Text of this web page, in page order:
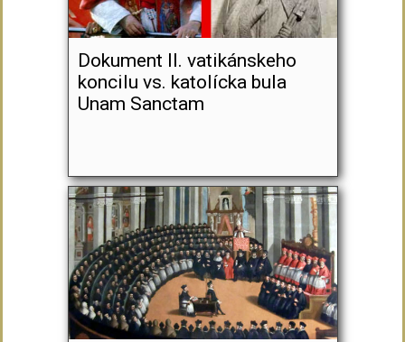
Dokument II. vatikánskeho
koncilu vs. katolícka bula
Unam Sanctam